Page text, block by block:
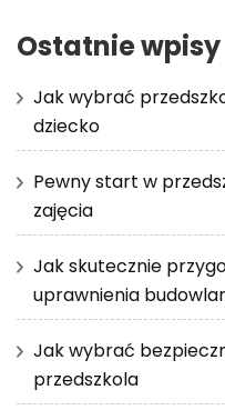
Ostatnie wpisy
Jak wybrać
dziecko
Pewny start w
zajęcia
Jak skutecznie
uprawnienia
Jak wybrać
przedszkola